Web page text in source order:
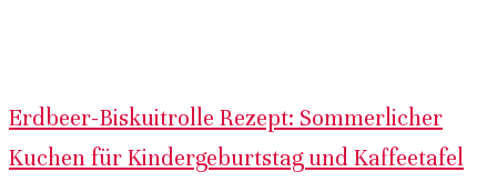
Erdbeer-Biskuitrolle Rezept: Sommerlicher
Kuchen für Kindergeburtstag und Kaffeetafel